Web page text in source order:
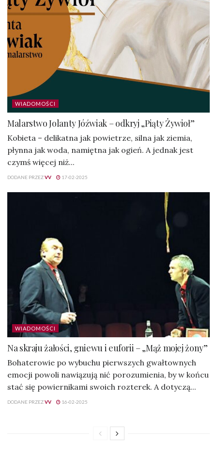
WIADOMOŚCI
Malarstwo Jolanty Jóźwiak – odkryj „Piąty Żywioł”
Kobieta – delikatna jak powietrze, silna jak ziemia,
płynna jak woda, namiętna jak ogień. A jednak jest
czymś więcej niż...
DODANE PRZEZVV 17-02-2025
WIADOMOŚCI
Na skraju żałości, gniewu i euforii – „Mąż mojej żony”
Bohaterowie po wybuchu pierwszych gwałtownych
emocji powoli nawiązują nić porozumienia, by w końcu
stać się powiernikami swoich rozterek. A dotyczą...
DODANE PRZEZVV 16-02-2025